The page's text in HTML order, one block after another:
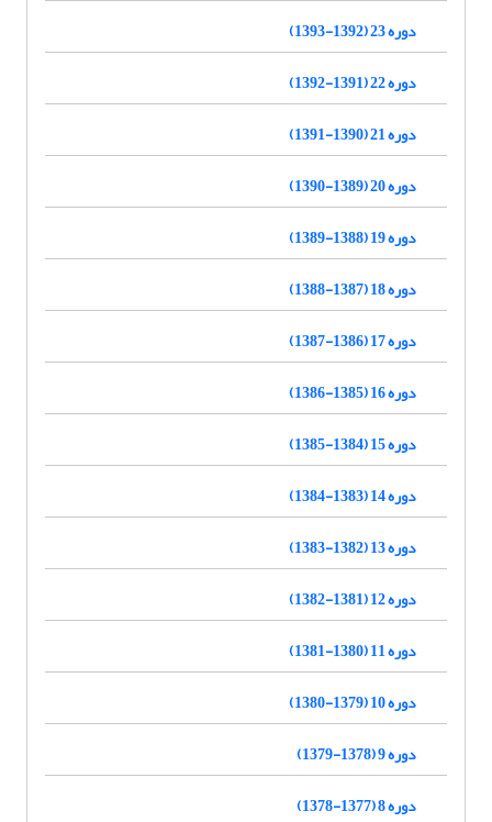
دوره 23 (1392-1393)
دوره 22 (1391-1392)
دوره 21 (1390-1391)
دوره 20 (1389-1390)
دوره 19 (1388-1389)
دوره 18 (1387-1388)
دوره 17 (1386-1387)
دوره 16 (1385-1386)
دوره 15 (1384-1385)
دوره 14 (1383-1384)
دوره 13 (1382-1383)
دوره 12 (1381-1382)
دوره 11 (1380-1381)
دوره 10 (1379-1380)
دوره 9 (1378-1379)
دوره 8 (1377-1378)